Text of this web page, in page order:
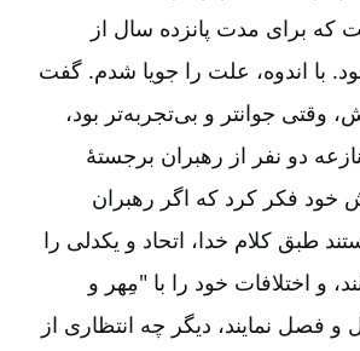
که برای مدت پانزده سال از
با اندوه‌، علت را جویا شدم‌. گفت
وقتی جوانتر و بی‌تجربه‌تر بود،
دو نفر از رهبران برجستۀ
خود فکر کرد که اگر رهبران
طبق کلام خدا، اتحاد و یکدلی را
و اختلافات خود را با "مِهر و
نمایند، دیگر چه انتظاری از